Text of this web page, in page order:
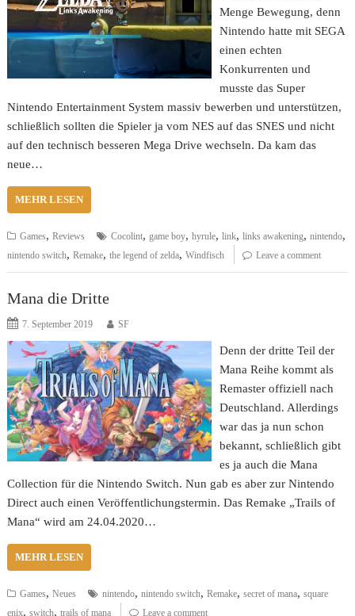
Menge Bewegung, denn
Nintendo hatte mit SEGA
einen echten
Konkurrenten und
musste das Super
Nintendo Entertainment System massiv bewerben und unterstützen,
schließlich sollten die Spieler ja vom NES auf das SNES und nicht
auf den technisch besseren Mega Drive wechseln. Da kam das
neue…
MEHR LESEN
Games,Reviews Cocolint,game boy,hyrule,link,links awakening,nintendo,
nintendo switch,Remake,the legend of zelda,Windfisch Leave a comment
Mana die Dritte
7. September 2019 SF
Denn der dritte Teil der
Mana Reihe kommt als
Remaster offiziell nach
Deutschland. Allerdings
war das ja nun schon
bekannt, schließlich gibt
es ja auch die Mana
Collection für die Nintendo Switch. Nun gab es aber zur Nintendo
Direct auch einen Veröffentlichungstermin. Das Remake „Trails of
Mana“ wird am 24.04.2020…
MEHR LESEN
Games,Neues nintendo,nintendo switch,Remake,secret of mana,square
enix,switch,trails of mana Leave a comment